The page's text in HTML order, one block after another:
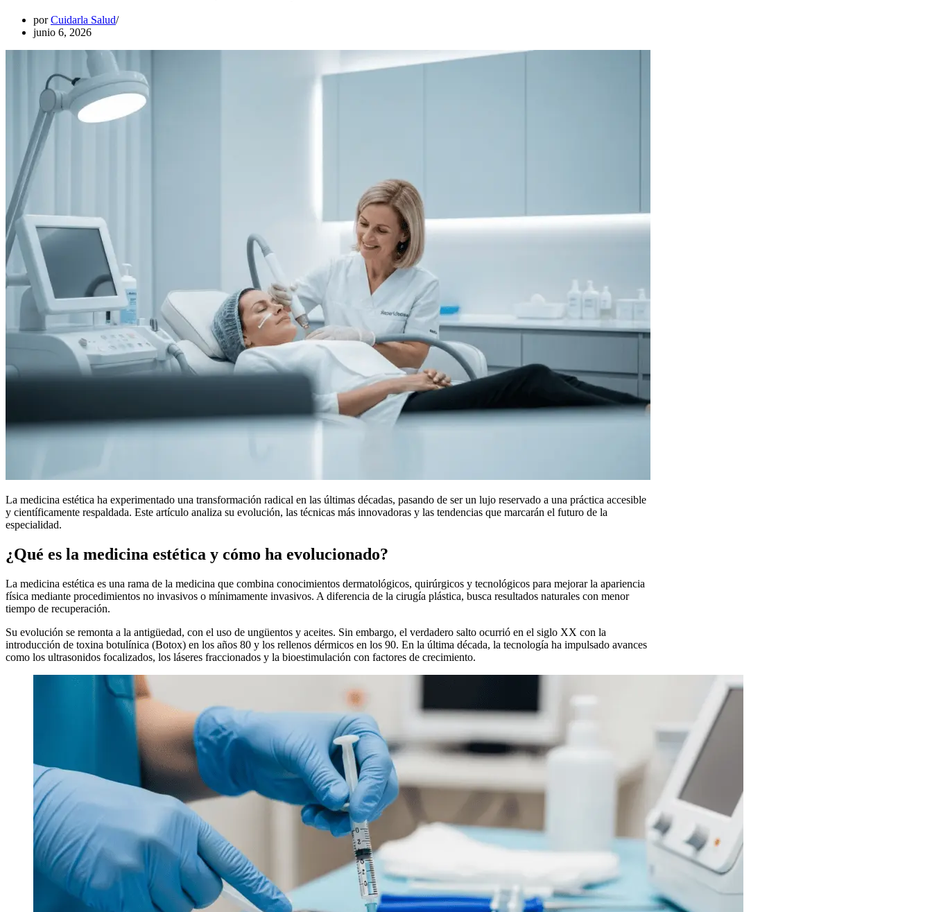
porCuidarla Salud
junio 6, 2026
La medicina estética ha experimentado una transformación radical en las últimas décadas, pasando de ser un lujo reservado a una práctica accesible
y científicamente respaldada. Este artículo analiza su evolución, las técnicas más innovadoras y las tendencias que marcarán el futuro de la
especialidad.
¿Qué es la medicina estética y cómo ha evolucionado?
La medicina estética es una rama de la medicina que combina conocimientos dermatológicos, quirúrgicos y tecnológicos para mejorar la apariencia
física mediante procedimientos no invasivos o mínimamente invasivos. A diferencia de la cirugía plástica, busca resultados naturales con menor
tiempo de recuperación.
Su evolución se remonta a la antigüedad, con el uso de ungüentos y aceites. Sin embargo, el verdadero salto ocurrió en el siglo XX con la
introducción de toxina botulínica (Botox) en los años 80 y los rellenos dérmicos en los 90. En la última década, la tecnología ha impulsado avances
como los ultrasonidos focalizados, los láseres fraccionados y la bioestimulación con factores de crecimiento.